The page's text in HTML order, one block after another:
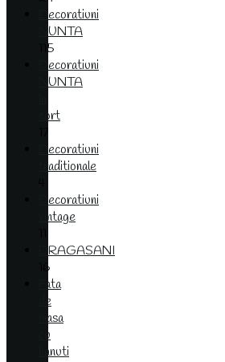
Decoratiuni
NUNTA
115
Decoratiuni
NUNTA
cort
Decoratiuni
traditionale
Decoratiuni
vintage
DRAGASANI
16
Fata
de
masa
cu
banuti